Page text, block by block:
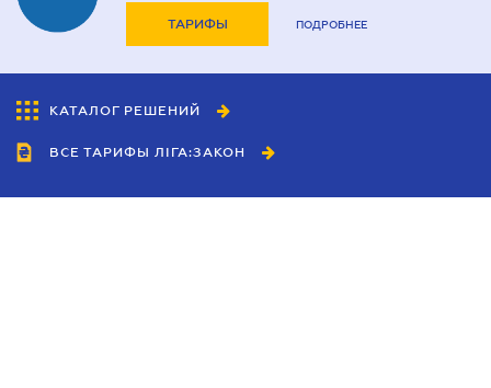
ТАРИФЫ ПОДРОБНЕЕ
КАТАЛОГ РЕШЕНИЙ
ВСЕ ТАРИФЫ ЛІГА:ЗАКОН